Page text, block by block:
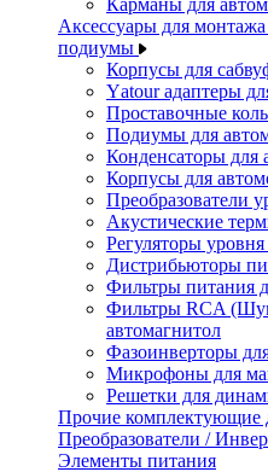
Карманы для
Аксессуары для
подиумы
Корпусы для
Yаtour адаптеры
Проставочные
Подиумы для
Конденсаторы для
Корпусы для
Преобразователи
Акустические
Регуляторы уровня
Дистрибьюторы
Фильтры питания
Фильтры RCA
автомагнитол
Фазоинверторы
Микрофоны для
Решетки для
Прочие комплектующие
Преобразователи /
Элементы питания